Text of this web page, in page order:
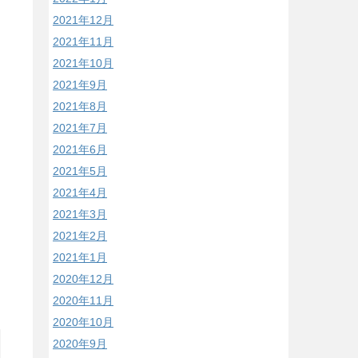
2021年12月
2021年11月
2021年10月
2021年9月
2021年8月
2021年7月
2021年6月
2021年5月
2021年4月
2021年3月
2021年2月
2021年1月
2020年12月
2020年11月
2020年10月
2020年9月